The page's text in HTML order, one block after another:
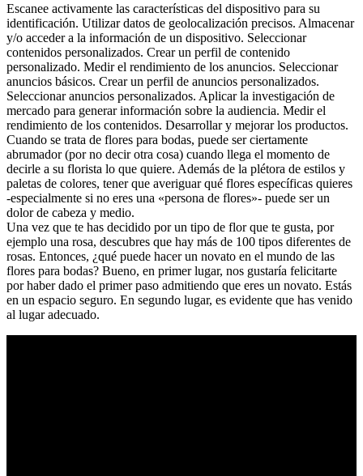
Escanee activamente las características del dispositivo para su
identificación. Utilizar datos de geolocalización precisos. Almacenar
y/o acceder a la información de un dispositivo. Seleccionar
contenidos personalizados. Crear un perfil de contenido
personalizado. Medir el rendimiento de los anuncios. Seleccionar
anuncios básicos. Crear un perfil de anuncios personalizados.
Seleccionar anuncios personalizados. Aplicar la investigación de
mercado para generar información sobre la audiencia. Medir el
rendimiento de los contenidos. Desarrollar y mejorar los productos.
Cuando se trata de flores para bodas, puede ser ciertamente
abrumador (por no decir otra cosa) cuando llega el momento de
decirle a su florista lo que quiere. Además de la plétora de estilos y
paletas de colores, tener que averiguar qué flores específicas quieres
-especialmente si no eres una «persona de flores»- puede ser un
dolor de cabeza y medio.
Una vez que te has decidido por un tipo de flor que te gusta, por
ejemplo una rosa, descubres que hay más de 100 tipos diferentes de
rosas. Entonces, ¿qué puede hacer un novato en el mundo de las
flores para bodas? Bueno, en primer lugar, nos gustaría felicitarte
por haber dado el primer paso admitiendo que eres un novato. Estás
en un espacio seguro. En segundo lugar, es evidente que has venido
al lugar adecuado.